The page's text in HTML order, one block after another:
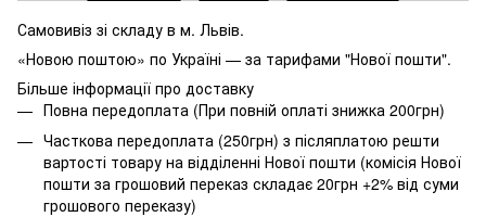
Самовивіз зі складу в м. Львів.
«Новою поштою» по Україні — за тарифами "Нової пошти".
Більше інформації про доставку
Повна передоплата (При повній оплаті знижка 200грн)
Часткова передоплата (250грн) з післяплатою решти
вартості товару на відділенні Нової пошти (комісія Нової
пошти за грошовий переказ складає 20грн +2% від суми
грошового переказу)